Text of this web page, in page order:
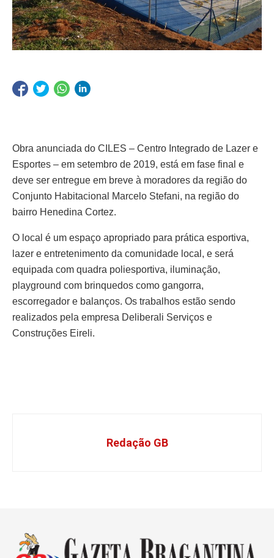
Obra anunciada do CILES – Centro Integrado de Lazer e
Esportes – em setembro de 2019, está em fase final e
deve ser entregue em breve à moradores da região do
Conjunto Habitacional Marcelo Stefani, na região do
bairro Henedina Cortez.
O local é um espaço apropriado para prática esportiva,
lazer e entretenimento da comunidade local, e será
equipada com quadra poliesportiva, iluminação,
playground com brinquedos como gangorra,
escorregador e balanços. Os trabalhos estão sendo
realizados pela empresa Deliberali Serviços e
Construções Eireli.
Redação GB